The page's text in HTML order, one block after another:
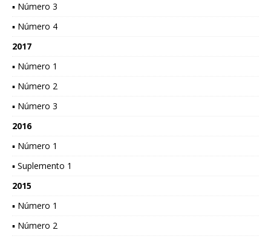
▪ Número 3
▪ Número 4
2017
▪ Número 1
▪ Número 2
▪ Número 3
2016
▪ Número 1
▪ Suplemento 1
2015
▪ Número 1
▪ Número 2